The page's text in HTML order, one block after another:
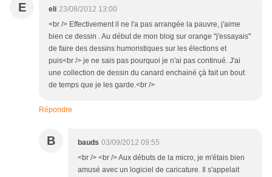
E eli 23/08/2012 13:00
<br /> Effectivement il ne l'a pas arrangée la pauvre, j'aime
bien ce dessin . Au début de mon blog sur orange "j'essayais"
de faire des dessins humoristiques sur les élections et
puis<br /> je ne sais pas pourquoi je n'ai pas continué. J'ai
une collection de dessin du canard enchainé çà fait un bout
de temps que je les garde.<br />
Répondre
B bauds 03/09/2012 09:55
<br /> <br /> Aux débuts de la micro, je m'étais bien
amusé avec un logiciel de caricature. Il s'appelait